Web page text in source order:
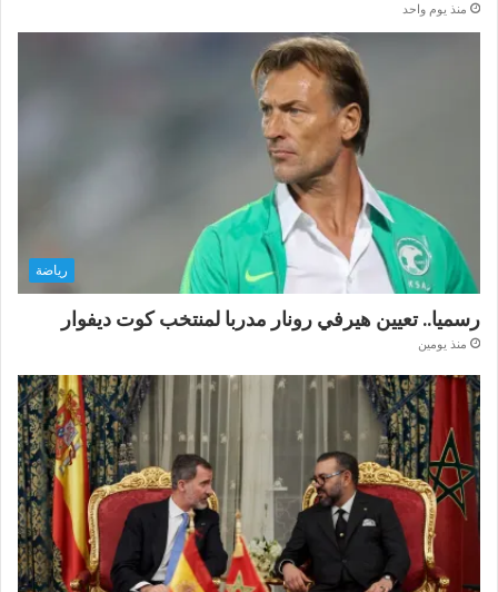
منذ يوم واحد
رياضة
رسميا.. تعيين هيرفي رونار مدربا لمنتخب كوت ديفوار
منذ يومين